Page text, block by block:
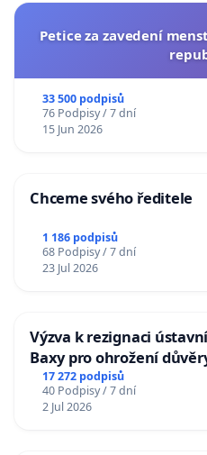
Petice za zavedení
33 500 podpisů
76 Podpisy / 7 dní
15 Jun 2026
Chceme svého ředitele
1 186 podpisů
68 Podpisy / 7 dní
23 Jul 2026
Výzva k rezignaci
Baxy pro ohrožení
17 272 podpisů
40 Podpisy / 7 dní
2 Jul 2026